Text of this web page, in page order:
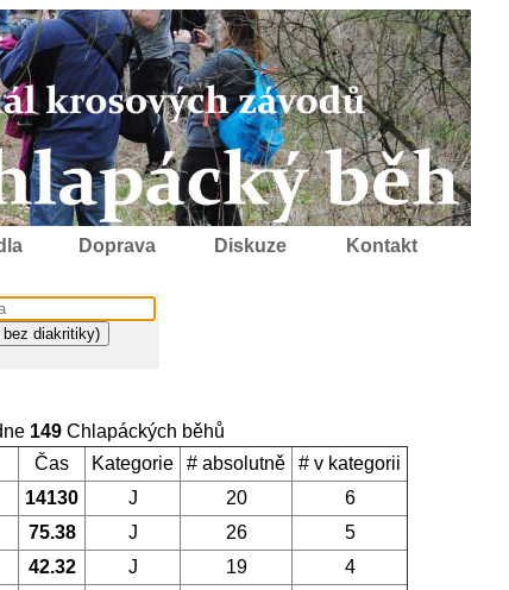
Doprava Diskuze Kontakt
149 Chlapáckých běhů
Čas Kategorie # absolutně
# v kategorii
14130 J 20
6
75.38 J 26
5
42.32 J 19
4